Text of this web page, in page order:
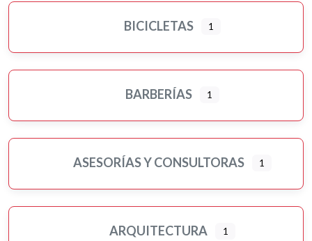
BICICLETAS 1
BARBERÍAS 1
ASESORÍAS Y CONSULTORAS 1
ARQUITECTURA 1